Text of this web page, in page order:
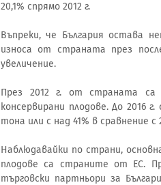
20,1% спрямо 2012 г.
Въпреки, че България остава
износа от страната през
увеличение.
През 2012 г. от страната са
консервирани плодове. До 2016
тона или с над 41% в сравнение с
Наблюдавайки по страни,
плодове са страните от ЕС.
търговски партньори за